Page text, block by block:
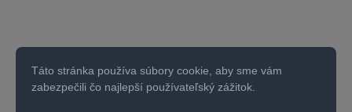
Táto stránka používa súbory cookie, aby sme vám
zabezpečili čo najlepší používateľský zážitok.